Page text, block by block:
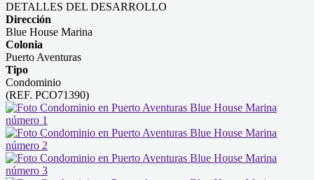
DETALLES DEL DESARROLLO
Dirección
Blue House Marina
Colonia
Puerto Aventuras
Tipo
Condominio
(REF. PCO71390)